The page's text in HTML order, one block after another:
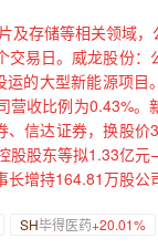
存储等相关领域
易日。威龙股份
的大型新能源项
收比例为0.43%
信达证券，换股
股东等拟1.33亿
增持164.81万股公
计减持公司不超
SH毕得医药+20.01%